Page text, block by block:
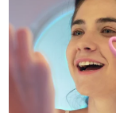
All
All
All
All
愛沙尼亞
芬蘭